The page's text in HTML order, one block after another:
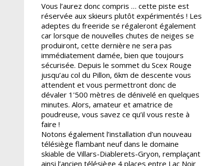
Vous l’aurez donc compris … cette piste est
réservée aux skieurs plutôt expérimentés ! Les
adeptes du freeride se régaleront également
car lorsque de nouvelles chutes de neiges se
produiront, cette dernière ne sera pas
immédiatement damée, bien que toujours
sécurisée. Depuis le sommet du Scex Rouge
jusqu’au col du Pillon, 6km de descente vous
attendent et vous permettront donc de
dévaler 1'500 mètres de dénivelé en quelques
minutes. Alors, amateur et amatrice de
poudreuse, vous savez ce qu’il vous reste à
faire !
Notons également l’installation d’un nouveau
télésiège flambant neuf dans le domaine
skiable de Villars-Diablerets-Gryon, remplaçant
ainsi l’ancien télésiège 4 places entre Lac Noir